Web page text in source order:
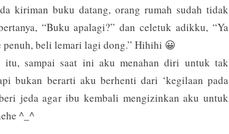
kiriman buku datang, orang rumah sudah tidak
“Buku apalagi?” dan celetuk adikku, “Ya
penuh, beli lemari lagi dong.” Hihihi 😀
itu, sampai saat ini aku menahan diri untuk tak
bukan berarti aku berhenti dari ‘kegilaan pada
jeda agar ibu kembali mengizinkan aku untuk
^_^